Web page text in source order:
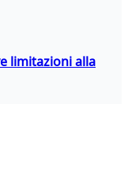
limitazioni alla